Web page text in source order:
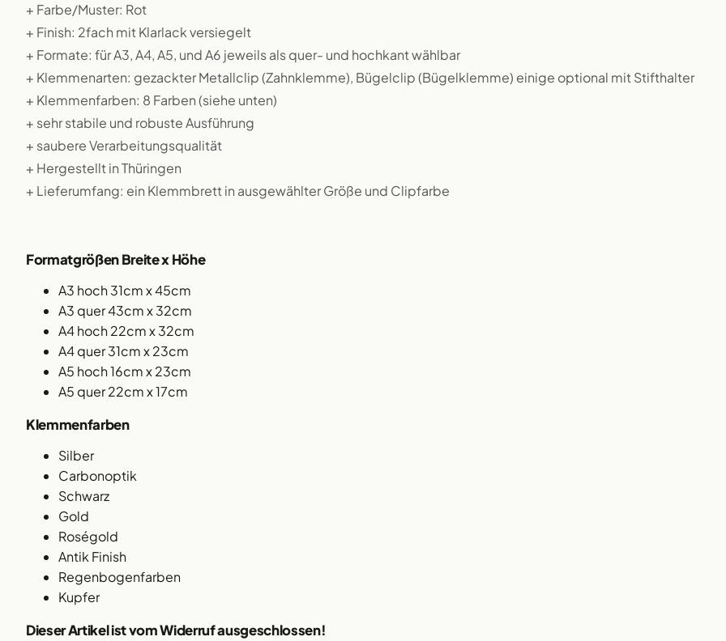
+ Farbe/Muster: Rot
+ Finish: 2fach mit Klarlack versiegelt
+ Formate: für A3, A4, A5, und A6 jeweils als quer- und hochkant wählbar
+ Klemmenarten: gezackter Metallclip (Zahnklemme), Bügelclip (Bügelklemme) einige optional mit Stifthalter
+ Klemmenfarben: 8 Farben (siehe unten)
+ sehr stabile und robuste Ausführung
+ saubere Verarbeitungsqualität
+ Hergestellt in Thüringen
+ Lieferumfang: ein Klemmbrett in ausgewählter Größe und Clipfarbe
Formatgrößen Breite x Höhe
A3 hoch 31cm x 45cm
A3 quer 43cm x 32cm
A4 hoch 22cm x 32cm
A4 quer 31cm x 23cm
A5 hoch 16cm x 23cm
A5 quer 22cm x 17cm
Klemmenfarben
Silber
Carbonoptik
Schwarz
Gold
Roségold
Antik Finish
Regenbogenfarben
Kupfer
Dieser Artikel ist vom Widerruf ausgeschlossen!